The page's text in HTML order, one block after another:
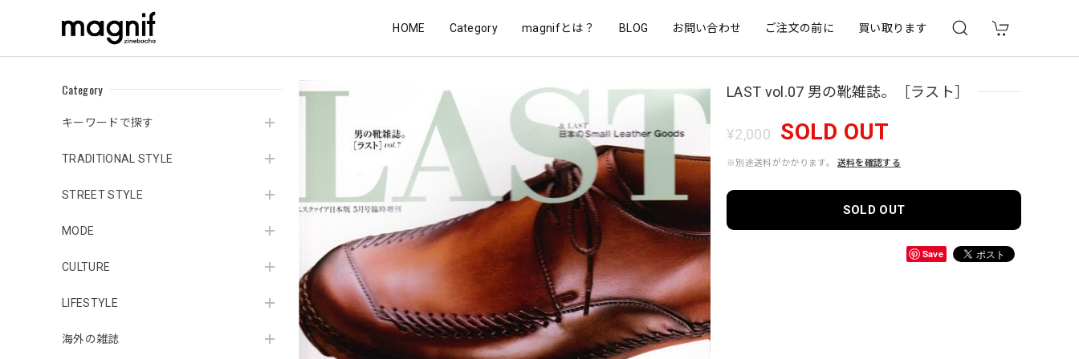
HOME Category magnifとは？ BLOG お問い合わせ ご注文の前に 買い取ります
Category
キーワードで探す
TRADITIONAL STYLE
STREET STYLE
MODE
CULTURE
LIFESTYLE
海外の雑誌
LAST vol.07 男の靴雑誌。［ラスト］
¥2,000 SOLD OUT
※別途送料がかかります。 送料を確認する
SOLD OUT
Save